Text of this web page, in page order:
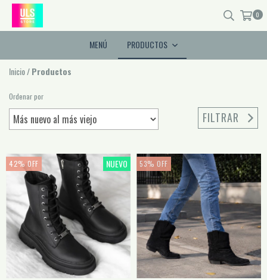
0
MENÚ PRODUCTOS
Inicio/Productos
Ordenar por
FILTRAR
42% OFF NUEVO 53% OFF